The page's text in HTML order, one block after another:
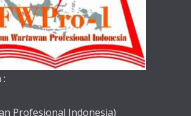
Profesional Indonesia)